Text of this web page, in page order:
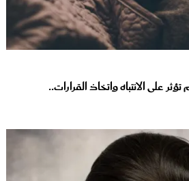
على الانتباه واتخاذ القرارات..